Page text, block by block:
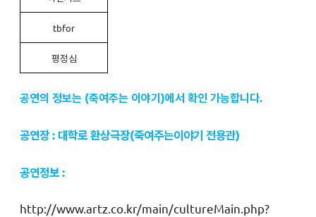
tbfor
평정심
공연의 정보는 (죽여주는 이야기)에서 확인 가능합니다.
공연장 : 대학로 환상극장(죽여주는이야기 전용관)
공연정보 :
http://www.artz.co.kr/main/cultureMain.php?